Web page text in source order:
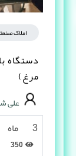
املاک
دستگاه
مرغ)
علی
3 ماه پیش